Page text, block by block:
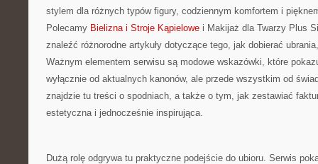
stylem dla różnych typów figury, codziennym komfortem i
Polecamy Bielizna i Stroje Kąpielowe i Makijaż dla Twarzy Plus
znaleźć różnorodne artykuły dotyczące tego, jak dobierać
Ważnym elementem serwisu są modowe wskazówki, które
wyłącznie od aktualnych kanonów, ale przede wszystkim od
znajdzie tu treści o spodniach, a także o tym, jak zestawiać
estetyczna i jednocześnie inspirująca.
Dużą rolę odgrywa tu praktyczne podejście do ubioru. Serwis